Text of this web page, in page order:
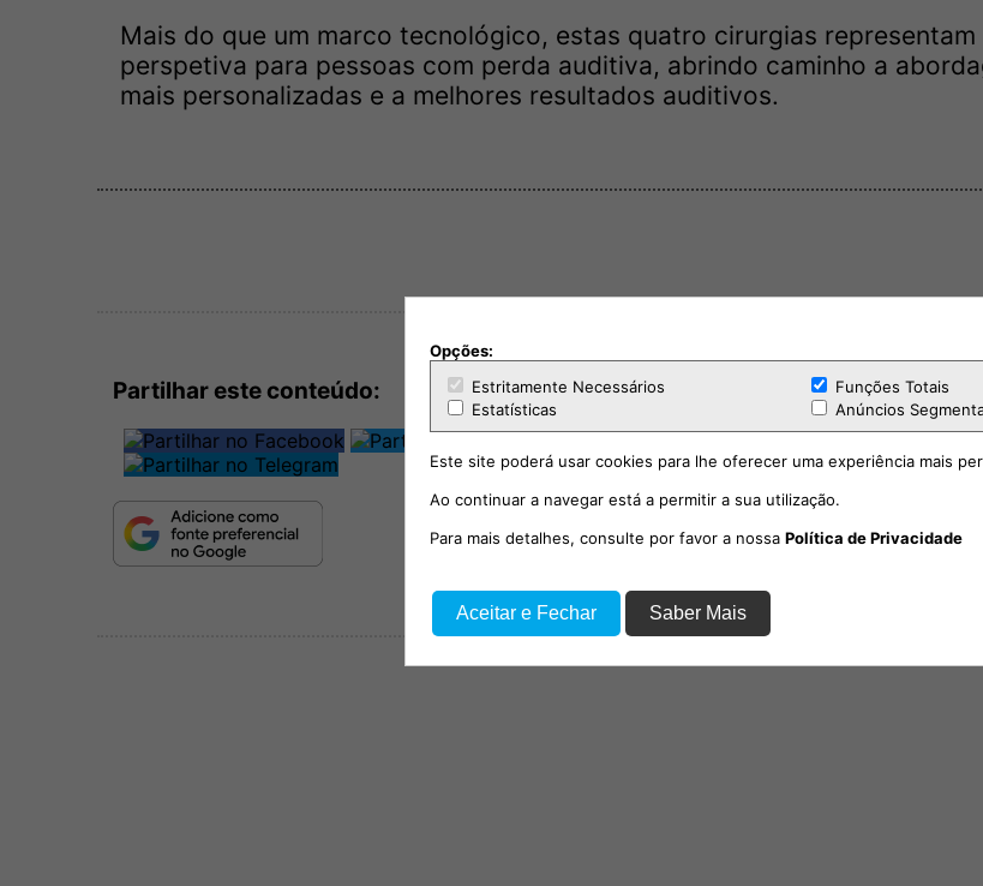
Mais do que um marco tecnológico, estas quatro cirurgias representam
perspetiva para pessoas com perda auditiva, abrindo caminho a
mais personalizadas e a melhores resultados auditivos.
Partilhar este conteúdo:
Opções:
Estritamente Necessários
Funções Totais
Estatísticas
Anúncios
Este site poderá usar cookies para lhe oferecer uma experiência mais
Ao continuar a navegar está a permitir a sua utilização.
Para mais detalhes, consulte por favor a nossa Política de Privacidade
Aceitar e Fechar Saber Mais